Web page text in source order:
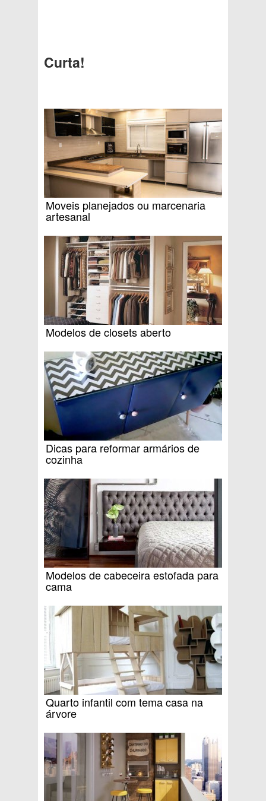
Curta!
Moveis planejados ou marcenaria
artesanal
Modelos de closets aberto
Dicas para reformar armários de
cozinha
Modelos de cabeceira estofada para
cama
Quarto infantil com tema casa na
árvore